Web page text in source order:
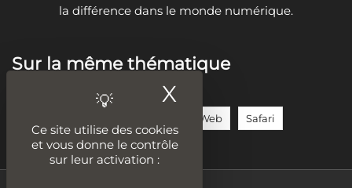
la différence dans le monde numérique.
Sur la même thématique
Navigateurs Web Safari
Ce site utilise des cookies
et vous donne le contrôle
sur leur activation :
X